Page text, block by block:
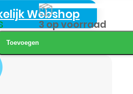
Webshop
Toevoegen
3 op voorraad